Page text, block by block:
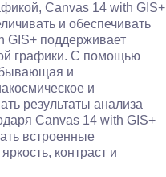
Canvas 14 with GIS+
и обеспечивать
GIS+ поддерживает
графики. С помощью
и
и
результаты анализа
Canvas 14 with GIS+
встроенные
контраст и